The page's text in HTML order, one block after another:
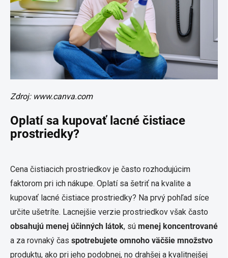
Zdroj: www.canva.com
Oplatí sa kupovať lacné čistiace
prostriedky?
Cena čistiacich prostriedkov je často rozhodujúcim
faktorom pri ich nákupe. Oplatí sa šetriť na kvalite a
kupovať lacné čistiace prostriedky? Na prvý pohľad síce
určite ušetríte. Lacnejšie verzie prostriedkov však často
obsahujú menej účinných látok, sú menej koncentrované
a za rovnaký čas spotrebujete omnoho väčšie množstvo
produktu, ako pri jeho podobnej, no drahšej a kvalitnejšej